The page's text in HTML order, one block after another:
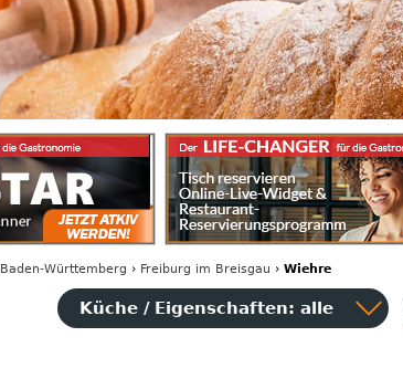
Baden-Württemberg › Freiburg im Breisgau › Wiehre
Küche / Eigenschaften: alle